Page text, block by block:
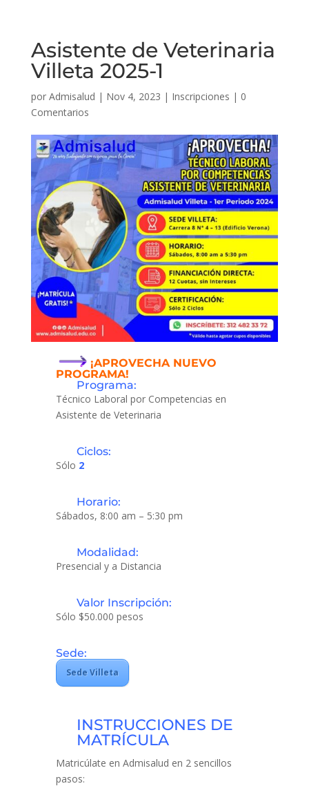
Asistente de Veterinaria
Villeta 2025-1
por Admisalud | Nov 4, 2023 | Inscripciones | 0
Comentarios
¡APROVECHA NUEVO
PROGRAMA!
Programa:
Técnico Laboral por Competencias en
Asistente de Veterinaria
Ciclos:
Sólo 2
Horario:
Sábados, 8:00 am – 5:30 pm
Modalidad:
Presencial y a Distancia
Valor Inscripción:
Sólo $50.000 pesos
Sede:
Sede Villeta
INSTRUCCIONES DE
MATRÍCULA
Matricúlate en Admisalud en 2 sencillos
pasos: